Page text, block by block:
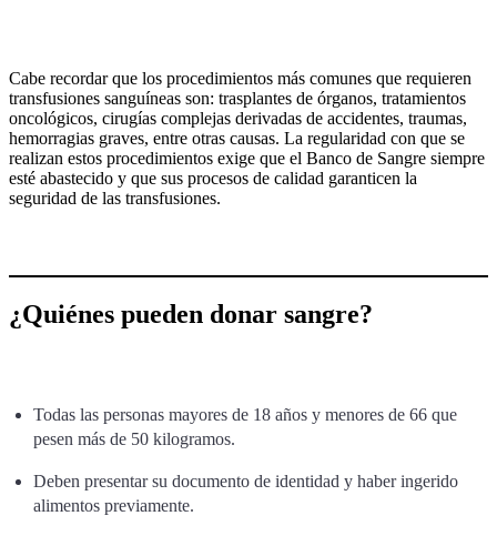
Cabe recordar que los procedimientos más comunes que requieren
transfusiones sanguíneas son: trasplantes de órganos, tratamientos
oncológicos, cirugías complejas derivadas de accidentes, traumas,
hemorragias graves, entre otras causas. La regularidad con que se
realizan estos procedimientos exige que el Banco de Sangre siempre
esté abastecido y que sus procesos de calidad garanticen la
seguridad de las transfusiones.
¿Quiénes pueden donar sangre?
Todas las personas mayores de 18 años y menores de 66 que
pesen más de 50 kilogramos.
Deben presentar su documento de identidad y haber ingerido
alimentos previamente.